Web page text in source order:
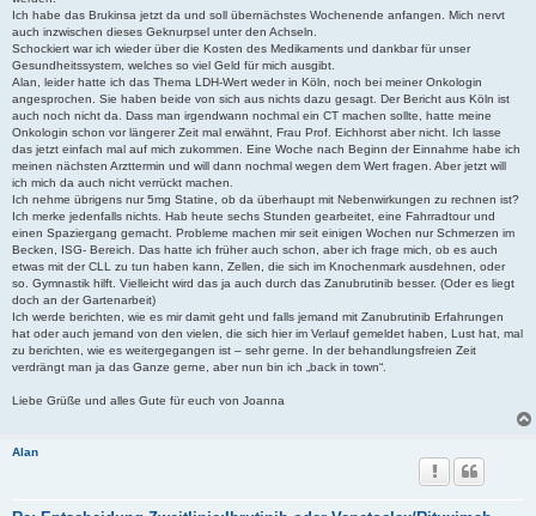
Ich habe das Brukinsa jetzt da und soll übernächstes Wochenende anfangen. Mich nervt
auch inzwischen dieses Geknurpsel unter den Achseln.
Schockiert war ich wieder über die Kosten des Medikaments und dankbar für unser
Gesundheitssystem, welches so viel Geld für mich ausgibt.
Alan, leider hatte ich das Thema LDH-Wert weder in Köln, noch bei meiner Onkologin
angesprochen. Sie haben beide von sich aus nichts dazu gesagt. Der Bericht aus Köln ist
auch noch nicht da. Dass man irgendwann nochmal ein CT machen sollte, hatte meine
Onkologin schon vor längerer Zeit mal erwähnt, Frau Prof. Eichhorst aber nicht. Ich lasse
das jetzt einfach mal auf mich zukommen. Eine Woche nach Beginn der Einnahme habe ich
meinen nächsten Arzttermin und will dann nochmal wegen dem Wert fragen. Aber jetzt will
ich mich da auch nicht verrückt machen.
Ich nehme übrigens nur 5mg Statine, ob da überhaupt mit Nebenwirkungen zu rechnen ist?
Ich merke jedenfalls nichts. Hab heute sechs Stunden gearbeitet, eine Fahrradtour und
einen Spaziergang gemacht. Probleme machen mir seit einigen Wochen nur Schmerzen im
Becken, ISG- Bereich. Das hatte ich früher auch schon, aber ich frage mich, ob es auch
etwas mit der CLL zu tun haben kann, Zellen, die sich im Knochenmark ausdehnen, oder
so. Gymnastik hilft. Vielleicht wird das ja auch durch das Zanubrutinib besser. (Oder es liegt
doch an der Gartenarbeit)
Ich werde berichten, wie es mir damit geht und falls jemand mit Zanubrutinib Erfahrungen
hat oder auch jemand von den vielen, die sich hier im Verlauf gemeldet haben, Lust hat, mal
zu berichten, wie es weitergegangen ist – sehr gerne. In der behandlungsfreien Zeit
verdrängt man ja das Ganze gerne, aber nun bin ich „back in town“.
Liebe Grüße und alles Gute für euch von Joanna
Alan